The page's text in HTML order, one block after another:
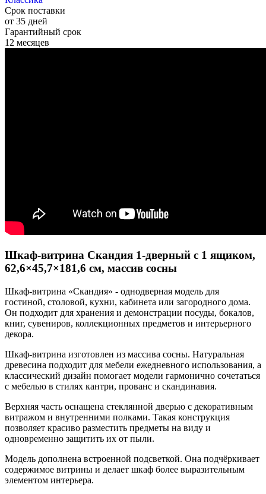
Срок поставки
от 35 дней
Гарантийный срок
12 месяцев
Шкаф-витрина Скандия 1-дверный с 1 ящиком,
62,6×45,7×181,6 см, массив сосны
Шкаф-витрина «Скандия» - однодверная модель для
гостиной, столовой, кухни, кабинета или загородного дома.
Он подходит для хранения и демонстрации посуды, бокалов,
книг, сувениров, коллекционных предметов и интерьерного
декора.
Шкаф-витрина изготовлен из массива сосны. Натуральная
древесина подходит для мебели ежедневного использования, а
классический дизайн помогает модели гармонично сочетаться
с мебелью в стилях кантри, прованс и скандинавия.
Верхняя часть оснащена стеклянной дверью с декоративным
витражом и внутренними полками. Такая конструкция
позволяет красиво разместить предметы на виду и
одновременно защитить их от пыли.
Модель дополнена встроенной подсветкой. Она подчёркивает
содержимое витрины и делает шкаф более выразительным
элементом интерьера.